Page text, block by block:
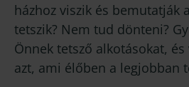
házhoz viszik és bemutatják
tetszik? Nem tud dönteni?
Önnek tetsző alkotásokat,
azt, ami élőben a legjobban